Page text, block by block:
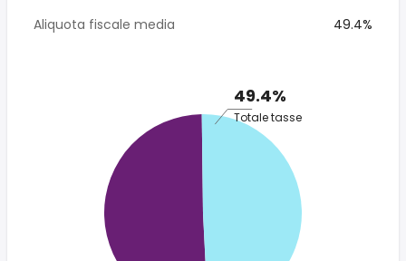
Aliquota fiscale media
49.4%
49.4%
Totale tasse